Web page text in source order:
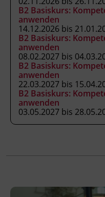
6020 Innsbruck
Förderhinweis
Das Land Tirol
der Kurskosten.
Sie unter
B2 Basiskurs:
anwenden
14.12.2026 bis
B2 Basiskurs:
anwenden
08.02.2027 bis
B2 Basiskurs:
anwenden
22.03.2027 bis
B2 Basiskurs:
anwenden
03.05.2027 bis